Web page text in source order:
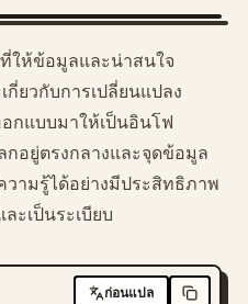
ให้ข้อมูลและน่าสนใจ
ยวกับการเปลี่ยนแปลง
กแบบมาให้เป็นอินโฟ
อยู่ตรงกลางและจุดข้อมูล
วามรู้ได้อย่างมีประสิทธิภาพ
ะเป็นระเบียบ
ก่อนแปล